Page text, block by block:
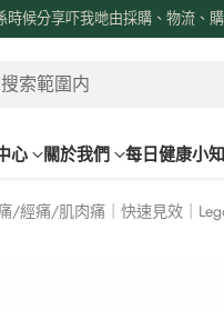
時候分享吓我哋由採購、物流、
索範圍内
心 關於我們 每日健康小
/經痛/肌肉痛｜快速見效｜